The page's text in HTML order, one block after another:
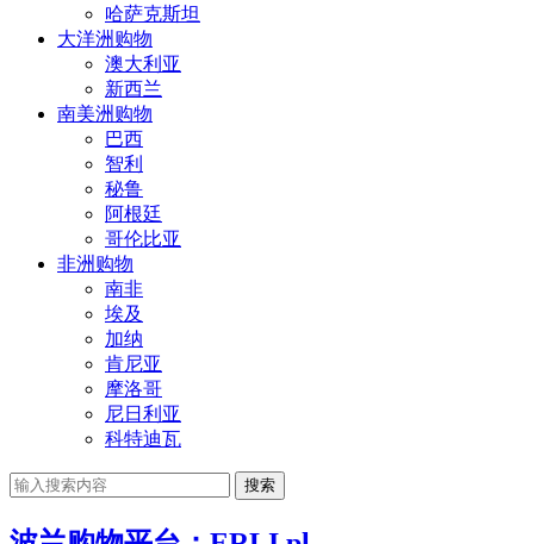
哈萨克斯坦
大洋洲购物
澳大利亚
新西兰
南美洲购物
巴西
智利
秘鲁
阿根廷
哥伦比亚
非洲购物
南非
埃及
加纳
肯尼亚
摩洛哥
尼日利亚
科特迪瓦
搜索